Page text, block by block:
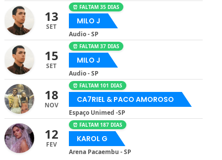
13
SET
⏰ FALTAM 35 DIAS
MILO J
Audio - SP
15
SET
⏰ FALTAM 37 DIAS
MILO J
Audio - SP
18
NOV
⏰ FALTAM 101 DIAS
CA7RIEL & PACO AMOROSO
Espaço Unimed -SP
12
FEV
⏰ FALTAM 187 DIAS
KAROL G
Arena Pacaembu - SP